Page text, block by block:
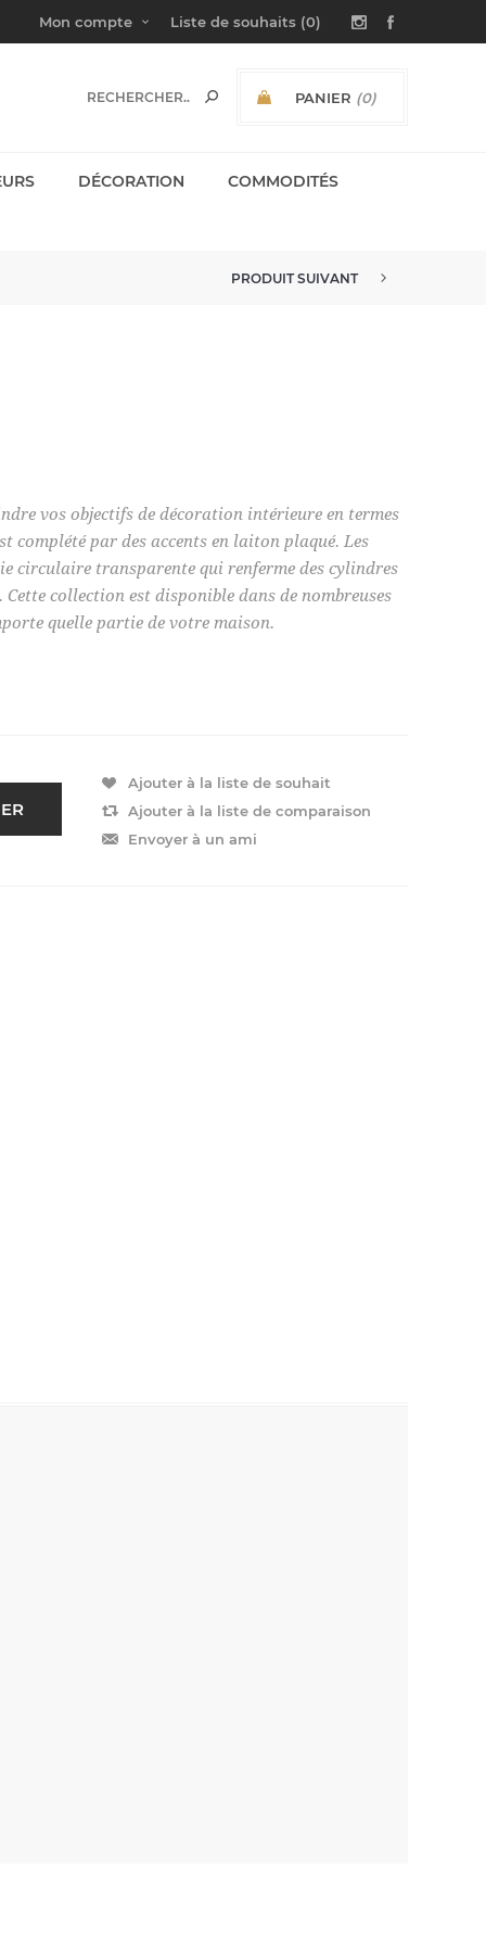
Mon compte Liste de souhaits (0)
PANIER (0)
DÉCORATION COMMODITÉS
PRODUIT SUIVANT
vos objectifs de décoration intérieure en termes
complété par des accents en laiton plaqué. Les
circulaire transparente qui renferme des cylindres
collection est disponible dans de nombreuses
quelle partie de votre maison.